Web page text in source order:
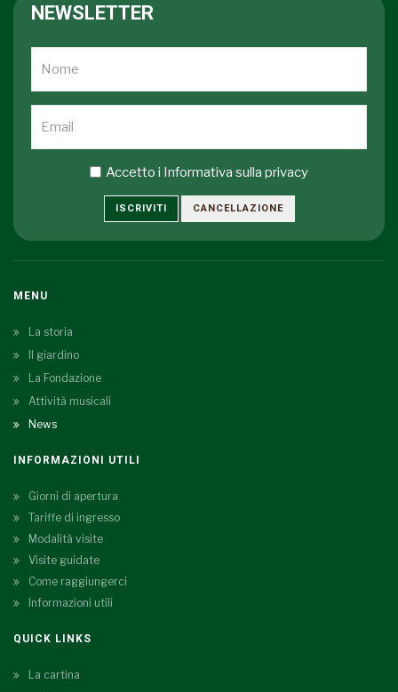
NEWSLETTER
Accetto i Informativa sulla privacy
ISCRIVITI CANCELLAZIONE
MENU
La storia
Il giardino
La Fondazione
Attività musicali
News
INFORMAZIONI UTILI
Giorni di apertura
Tariffe di ingresso
Modalità visite
Visite guidate
Come raggiungerci
Informazioni utili
QUICK LINKS
La cartina